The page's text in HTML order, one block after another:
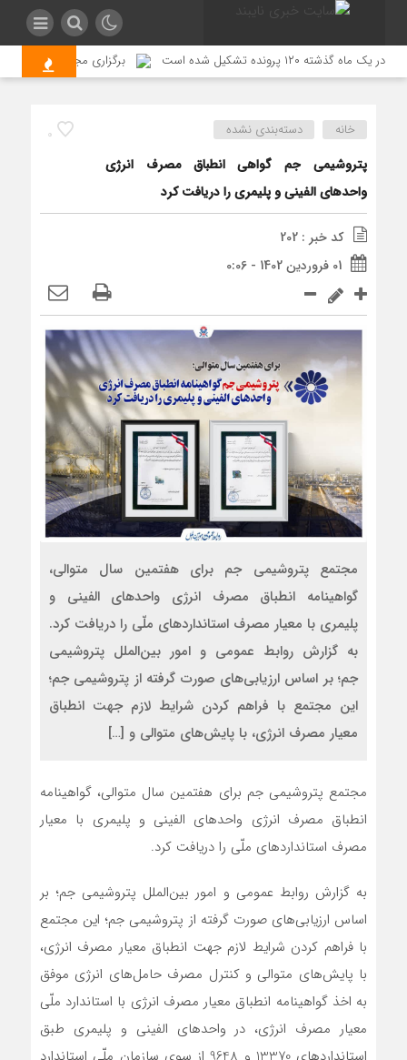
۱۲۰ پرونده تشکیل شده است برگزاری مجمع عمومی
0 خانه دسته‌بندی نشده
پتروشيمی جم گواهی انطباق مصرف انرژی
واحدهای الفينی و پليمری را دریافت کرد
کد خبر : 202
01 فروردین 1402 - 0:06
مجتمع پتروشیمی جم برای هفتمين سال متوالی،
گواهينامه انطباق مصرف انرژی واحدهای الفينی و
پليمری با معيار مصرف استانداردهای ملّی را دریافت کرد.
به گزارش روابط عمومی و امور بین‌الملل پتروشيمی
جم؛ بر اساس ارزیابی‌های صورت گرفته از پتروشیمی جم؛
این مجتمع با فراهم کردن شرايط لازم جهت انطباق
معيار مصرف انرژي، با پايش‌های متوالی و […]
مجتمع پتروشیمی جم برای هفتمين سال متوالی، گواهينامه
انطباق مصرف انرژی واحدهای الفينی و پليمری با معيار
مصرف استانداردهای ملّی را دریافت کرد.
به گزارش روابط عمومی و امور بین‌الملل پتروشيمی جم؛ بر
اساس ارزیابی‌های صورت گرفته از پتروشیمی جم؛ این مجتمع
با فراهم کردن شرايط لازم جهت انطباق معيار مصرف انرژي،
با پايش‌های متوالی و كنترل مصرف حامل‌های انرژی موفق
به اخذ گواهینامه انطباق معیار مصرف انرژی با استاندارد ملّی
معیار مصرف انرژی، در واحدهای الفينی و پليمری طبق